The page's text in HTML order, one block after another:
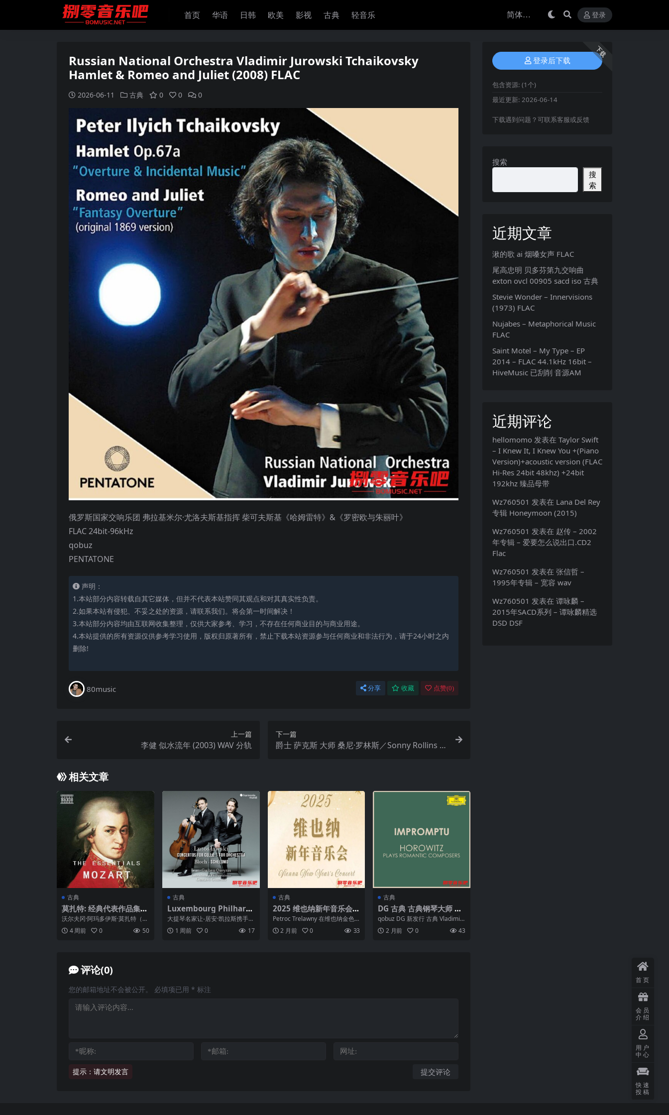
首页 华语 日韩 欧美 影视 古典 轻音乐 登录
Russian National Orchestra Vladimir Jurowski Tchaikovsky
Hamlet & Romeo and Juliet (2008) FLAC
2026-06-11 古典 0 0 0
俄罗斯国家交响乐团 弗拉基米尔·尤洛夫斯基指挥 柴可夫斯基《哈姆雷特》&《罗密欧与朱丽叶》
FLAC 24bit-96kHz
qobuz
PENTATONE
声明：
1.本站部分内容转载自其它媒体，但并不代表本站赞同其观点和对其真实性负责。
2.如果本站有侵犯、不妥之处的资源，请联系我们。将会第一时间解决！
3.本站部分内容均由互联网收集整理，仅供大家参考、学习，不存在任何商业目的与商业用途。
4.本站提供的所有资源仅供参考学习使用，版权归原著所有，禁止下载本站资源参与任何商业和非法行为，请于24小时之内
删除!
80music 分享 收藏 点赞(0)
上一篇
李健 似水流年 (2003) WAV 分轨
下一篇
爵士 萨克斯 大师 桑尼·罗林斯／Sonny Rollins S
相关文章
古典
莫扎特: 经典代表作品集—
索尼精选 Hi-Res flac
沃尔夫冈·阿玛多伊斯·莫扎特（W
olfgang Amadeus Mozart，1...
4 周前 0 50
古典
Luxembourg Philharm
onic – Lutosławski Con
certos for Cello for Orc
hestra, Bloch Schelom
大提琴名家让‑居安·凯拉斯携手指
挥古斯塔沃·希梅诺、卢森堡爱乐
乐团，献上重磅新作...
1 周前 0 17
古典
2025 维也纳新年音乐会 1
080P BBC直播版
Petroc Trelawny 在维也纳金色
大厅现场举办年度音乐会，今年
的音乐会...
2 月前 0 33
古典
DG 古典 古典钢琴大师 Vl
adimir Horowitz 精选
qobuz DG 新发行 古典 Vladimir
Horowitz 钢琴 即兴 ...
2 月前 0 43
评论(0)
提示：请文明发言
您的邮箱地址不会被公开。 必填项已用 * 标注
下载
登录后下载
包含资源: (1个)
最近更新: 2026-06-14
下载遇到问题？可联系客服或反馈
搜索
搜
索
近期文章
湫的歌 ai 烟嗓女声 FLAC
尾高忠明 贝多芬第九交响曲
exton ovcl 00905 sacd iso 古典
Stevie Wonder – Innervisions
(1973) FLAC
Nujabes – Metaphorical Music
FLAC
Saint Motel – My Type – EP
2014 – FLAC 44.1kHz 16bit –
HiveMusic 已刮削 音源AM
近期评论
hellomomo 发表在 Taylor Swift
– I Knew It, I Knew You +(Piano
Version)+acoustic version (FLAC
Hi-Res 24bit 48khz) +24bit
192khz 臻品母带
Wz760501 发表在 Lana Del Rey
专辑 Honeymoon (2015)
Wz760501 发表在 赵传 – 2002
年专辑 – 爱要怎么说出口.CD2
Flac
Wz760501 发表在 张信哲 –
1995年专辑 – 宽容 wav
Wz760501 发表在 谭咏麟 –
2015年SACD系列 – 谭咏麟精选
DSD DSF
首页
会员
介绍
用户
中心
快速
投稿